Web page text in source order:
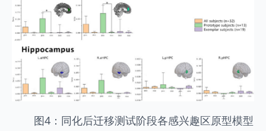
图4：同化后迁移测试阶段各感兴趣区原型模型